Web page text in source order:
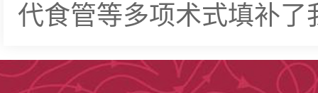
代食管等多项术式填补了